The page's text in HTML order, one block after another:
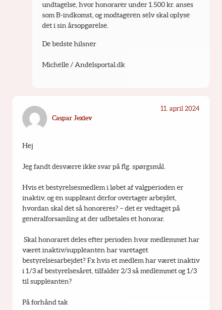
undtagelse, hvor honorarer under 1.500 kr. anses
som B-indkomst, og modtageren selv skal oplyse
det i sin årsopgørelse.
De bedste hilsner
Michelle / Andelsportal.dk
Caspar Jexlev
11. april 2024
Hej
Jeg fandt desværre ikke svar på flg. spørgsmål.
Hvis et bestyrelsesmedlem i løbet af valgperioden er
inaktiv, og en suppleant derfor overtager arbejdet,
hvordan skal det så honoreres? – det er vedtaget på
generalforsamling at der udbetales et honorar.
været inaktiv/suppleanten har varetaget
bestyrelsesarbejdet? Fx hvis et medlem har været inaktiv
i 1/3 af bestyrelsesåret, tilfalder 2/3 så medlemmet og 1/3
til suppleanten?
På forhånd tak